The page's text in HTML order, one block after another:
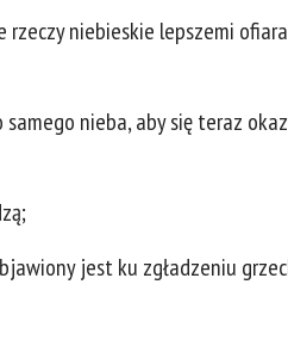
rzeczy niebieskie lepszemi
nieba, aby się teraz
jest ku zgładzeniu